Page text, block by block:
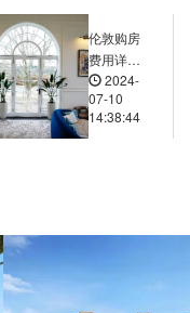
0.03米
0.03米
0.02米
伦敦购房
费用详
解：不可
忽视的支
出
2024-
07-10
14:38:44